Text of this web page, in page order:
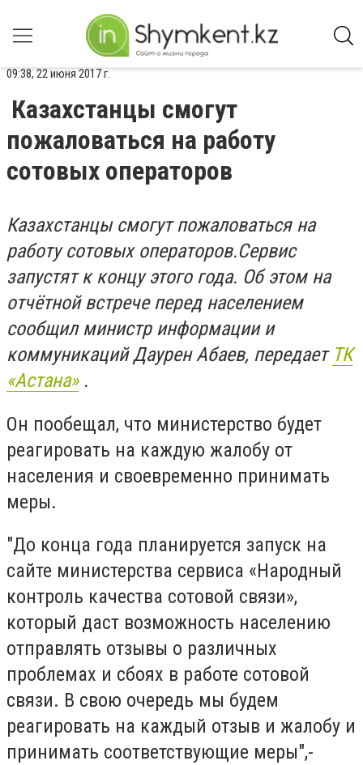
09:38, 22 июня 2017 г.
Казахстанцы смогут
пожаловаться на работу
сотовых операторов
Казахстанцы смогут пожаловаться на
работу сотовых операторов.Сервис
запустят к концу этого года. Об этом на
отчётной встрече перед населением
сообщил министр информации и
коммуникаций Даурен Абаев, передает ТК
«Астана».
Он пообещал, что министерство будет
реагировать на каждую жалобу от
населения и своевременно принимать
меры.
"До конца года планируется запуск на
сайте министерства сервиса «Народный
контроль качества сотовой связи»,
который даст возможность населению
отправлять отзывы о различных
проблемах и сбоях в работе сотовой
связи. В свою очередь мы будем
реагировать на каждый отзыв и жалобу и
принимать соответствующие меры",-